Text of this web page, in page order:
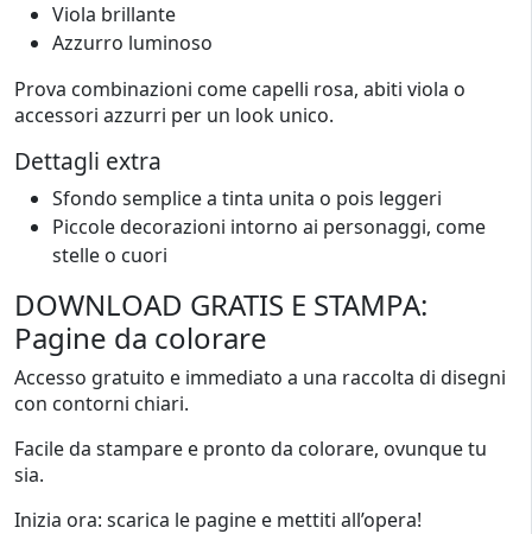
Viola brillante
Azzurro luminoso
Prova combinazioni come capelli rosa, abiti viola o
accessori azzurri per un look unico.
Dettagli extra
Sfondo semplice a tinta unita o pois leggeri
Piccole decorazioni intorno ai personaggi, come
stelle o cuori
DOWNLOAD GRATIS E STAMPA:
Pagine da colorare
Accesso gratuito e immediato a una raccolta di disegni
con contorni chiari.
Facile da stampare e pronto da colorare, ovunque tu
sia.
Inizia ora: scarica le pagine e mettiti all’opera!